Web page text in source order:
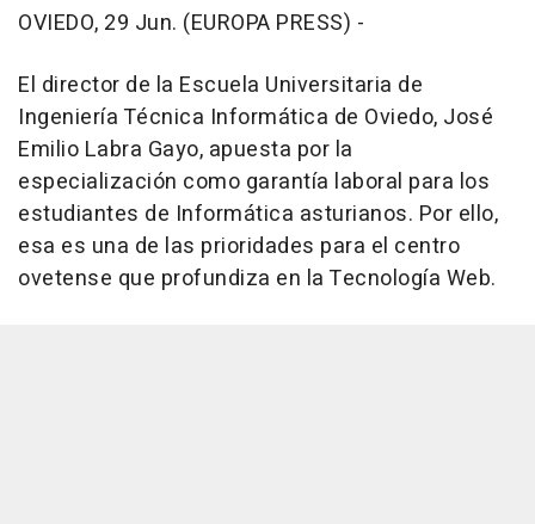
OVIEDO, 29 Jun. (EUROPA PRESS) -
El director de la Escuela Universitaria de
Ingeniería Técnica Informática de Oviedo, José
Emilio Labra Gayo, apuesta por la
especialización como garantía laboral para los
estudiantes de Informática asturianos. Por ello,
esa es una de las prioridades para el centro
ovetense que profundiza en la Tecnología Web.